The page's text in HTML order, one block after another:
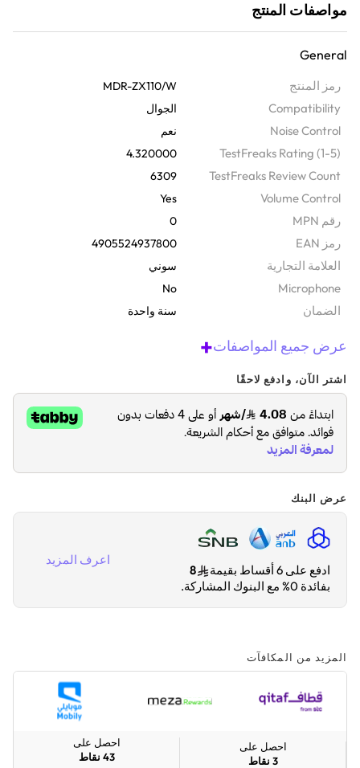
مواصفات المنتج
General
رمز المنتج MDR-ZX110/W
Compatibility الجوال
Noise Control نعم
TestFreaks Rating (1-5)
4.320000
TestFreaks Review Count
6309
Volume Control
Yes
رقم MPN 0
رمز EAN 4905524937800
‫العلامة التجارية سوني
Microphone
No
الضمان‬ سنة واحدة
عرض جميع المواصفات+
اشتر الآن، وادفع لاحقًا
عرض البنك
ادفع على 6 أقساط بقيمة
8
بفائدة 0% مع البنوك المشاركة.
اعرف المزيد
المزيد من المكافآت
احصل على
3 نقاط
احصل على
43 نقاط